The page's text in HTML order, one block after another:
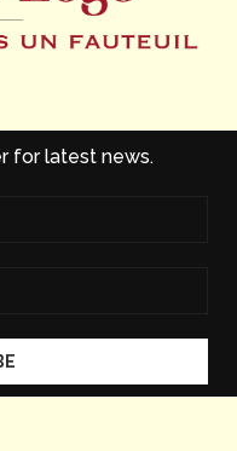
for latest news.